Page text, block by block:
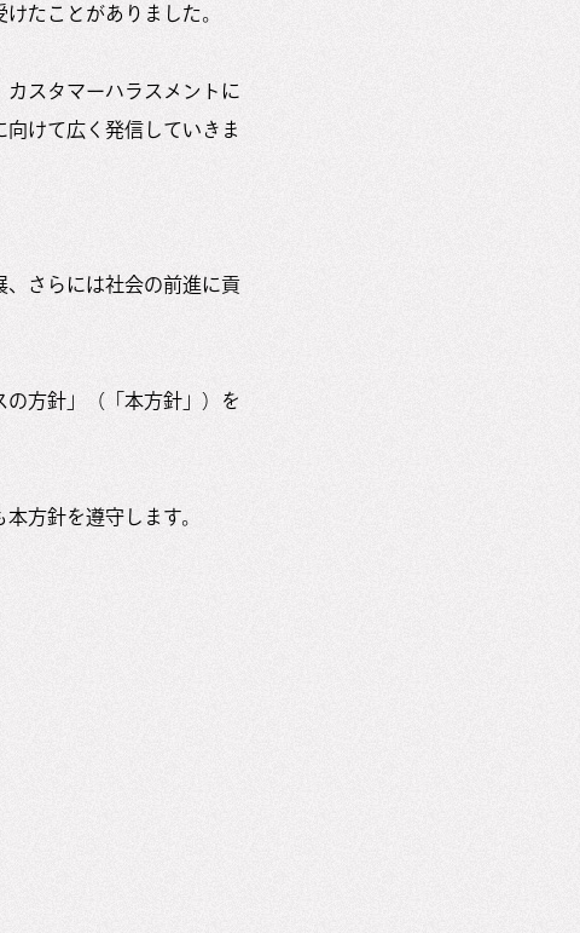
たことがありました。
スタマーハラスメントに
けて広く発信していきま
さらには社会の前進に貢
方針」（「本方針」）を
方針を遵守します。